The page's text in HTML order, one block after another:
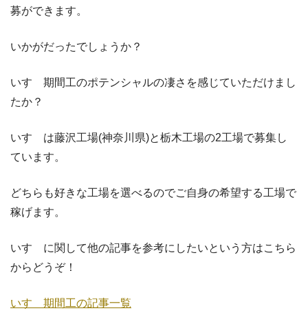
募ができます。
いかがだったでしょうか？
いすゞ期間工のポテンシャルの凄さを感じていただけまし
たか？
いすゞは藤沢工場(神奈川県)と栃木工場の2工場で募集し
ています。
どちらも好きな工場を選べるのでご自身の希望する工場で
稼げます。
いすゞに関して他の記事を参考にしたいという方はこちら
からどうぞ！
いすゞ期間工の記事一覧